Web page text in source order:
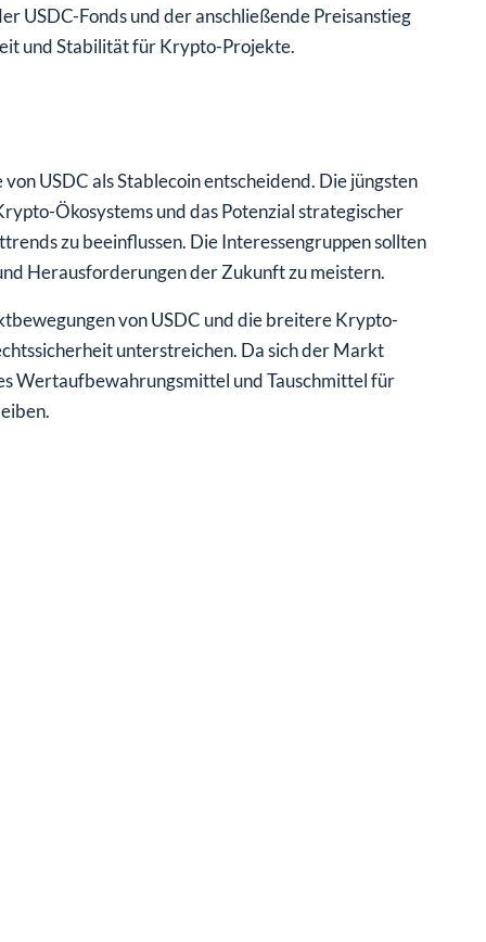
USDC-Fonds und der anschließende Preisanstieg
und Stabilität für Krypto-Projekte.
USDC als Stablecoin entscheidend. Die jüngsten
Ökosystems und das Potenzial strategischer
zu beeinflussen. Die Interessengruppen sollten
Herausforderungen der Zukunft zu meistern.
von USDC und die breitere Krypto-
unterstreichen. Da sich der Markt
Wertaufbewahrungsmittel und Tauschmittel für